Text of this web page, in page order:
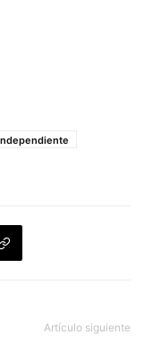
Artículo siguiente